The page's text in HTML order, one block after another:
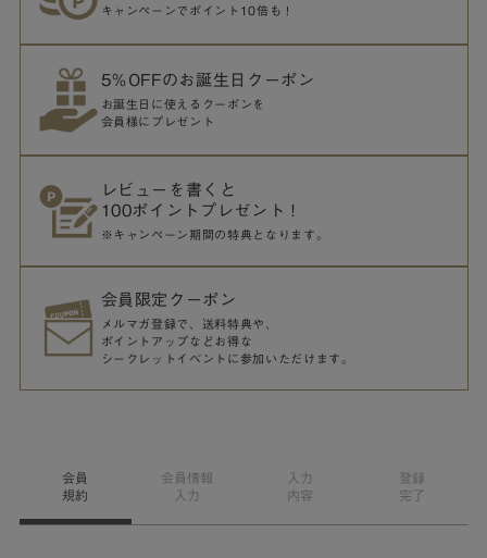
キャンペーンでポイント10倍も！
5％OFFのお誕生日クーポン
お誕生日に使えるクーポンを
会員様にプレゼント
レビューを書くと
100ポイントプレゼント！
※キャンペーン期間の特典となります。
会員限定クーポン
メルマガ登録で、送料特典や、
ポイントアップなどお得な
シークレットイベントに参加いただけます。
会員
規約
会員情報
入力
入力
内容
登録
完了